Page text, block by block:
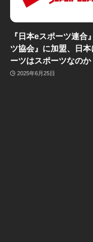
『日本eスポーツ連合
ツ協会』に加盟、日
ーツはスポーツなの
2025年6月25日